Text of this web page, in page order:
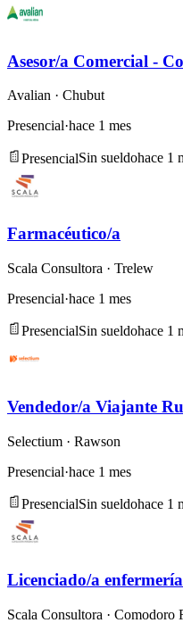
Asesor/a Comercial -
Avalian · Chubut
Presencial·hace 1 mes
PresencialSin sueldohace 1
Farmacéutico/a
Scala Consultora · Trelew
Presencial·hace 1 mes
PresencialSin sueldohace 1
Vendedor/a Viajante
Selectium · Rawson
Presencial·hace 1 mes
PresencialSin sueldohace 1
Licenciado/a enfermería
Scala Consultora · Comodoro